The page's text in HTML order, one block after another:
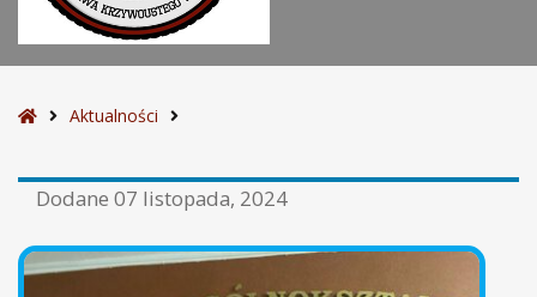
S
o
a
g
Aktualności
Dodane 07 listopada, 2024